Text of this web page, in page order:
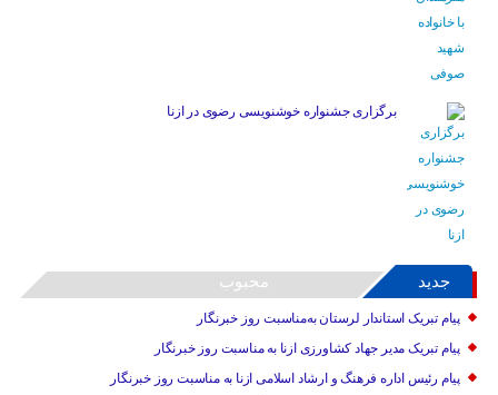
برگزاری جشنواره خوشنویسی رضوی در ازنا
جدید محبوب
پیام تبریک استاندار لرستان به‌مناسبت روز خبرنگار
پیام تبریک مدیر جهاد کشاورزی ازنا به مناسبت روز خبرنگار
پیام رئیس اداره فرهنگ و ارشاد اسلامی ازنا به مناسبت روز خبرنگار